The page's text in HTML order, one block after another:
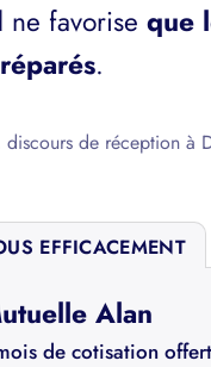
ne favorise que
.
discours de réception à
EFFICACEMENT
Alan
de cotisation offert